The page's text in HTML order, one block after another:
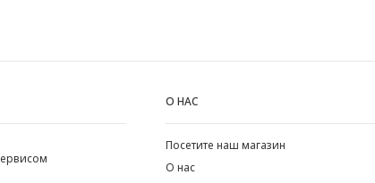
О НАС
Посетите наш магазин
О нас